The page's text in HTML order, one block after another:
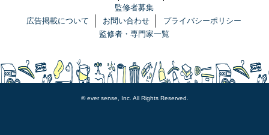
監修者募集
広告掲載について
お問い合わせ
プライバシーポリシー
監修者・専門家一覧
© ever sense, Inc. All Rights Reserved.